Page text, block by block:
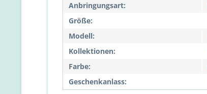
Anbringungsart:
Größe:
Modell:
Kollektionen:
Farbe:
Geschenkanlass: